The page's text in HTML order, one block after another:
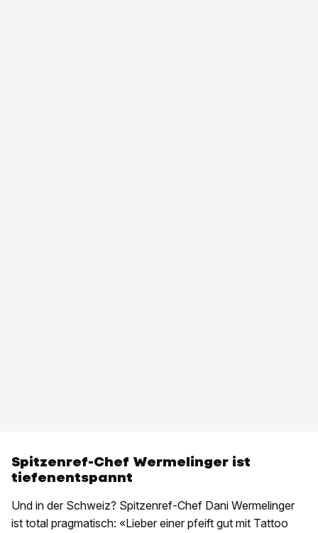
Spitzenref-Chef Wermelinger ist
tiefenentspannt
Und in der Schweiz? Spitzenref-Chef Dani Wermelinger
ist total pragmatisch: «Lieber einer pfeift gut mit Tattoo